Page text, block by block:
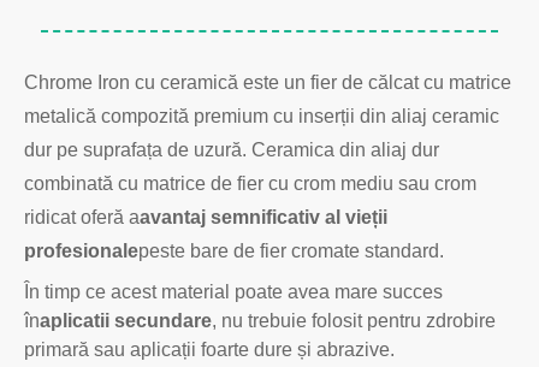
Chrome Iron cu ceramică este un fier de călcat cu matrice
metalică compozită premium cu inserții din aliaj ceramic
dur pe suprafața de uzură. Ceramica din aliaj dur
combinată cu matrice de fier cu crom mediu sau crom
ridicat oferă aavantaj semnificativ al vieții
profesionalepeste bare de fier cromate standard.
În timp ce acest material poate avea mare succes
înaplicatii secundare, nu trebuie folosit pentru zdrobire
primară sau aplicații foarte dure și abrazive.